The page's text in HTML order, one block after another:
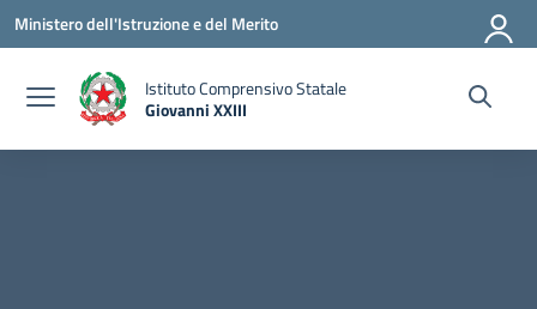
Vai ai contenuti
Vai al menu di navigazione
Vai al footer
Ministero dell'Istruzione e del Merito
Istituto Comprensivo Statale
Giovanni XXIII